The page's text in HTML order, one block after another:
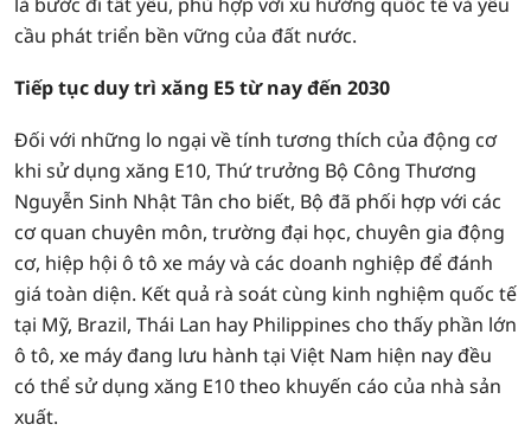
cầu phát triển bền vững của đất nước.
Tiếp tục duy trì xăng E5 từ nay đến 2030
Đối với những lo ngại về tính tương thích của động cơ
khi sử dụng xăng E10, Thứ trưởng Bộ Công Thương
Nguyễn Sinh Nhật Tân cho biết, Bộ đã phối hợp với các
cơ quan chuyên môn, trường đại học, chuyên gia động
cơ, hiệp hội ô tô xe máy và các doanh nghiệp để đánh
giá toàn diện. Kết quả rà soát cùng kinh nghiệm quốc tế
tại Mỹ, Brazil, Thái Lan hay Philippines cho thấy phần lớn
ô tô, xe máy đang lưu hành tại Việt Nam hiện nay đều
có thể sử dụng xăng E10 theo khuyến cáo của nhà sản
xuất.